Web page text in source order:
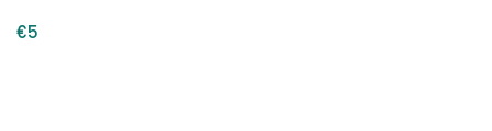
€5